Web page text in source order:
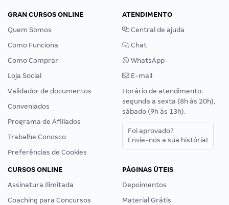
GRAN CURSOS ONLINE
Quem Somos
Como Funciona
Como Comprar
Loja Social
Validador de documentos
Conveniados
Programa de Afiliados
Trabalhe Conosco
Preferências de Cookies
ATENDIMENTO
Central de ajuda
Chat
WhatsApp
E-mail
Horário de atendimento:
segunda a sexta (8h às 20h),
sábado (9h às 13h).
Foi aprovado?
Envie-nos a sua história!
CURSOS ONLINE
Assinatura Ilimitada
Coaching para Concursos
PÁGINAS ÚTEIS
Depoimentos
Material Grátis